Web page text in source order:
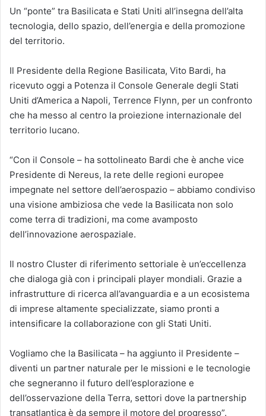
Un “ponte” tra Basilicata e Stati Uniti all’insegna dell’alta
tecnologia, dello spazio, dell’energia e della promozione
del territorio.
Il Presidente della Regione Basilicata, Vito Bardi, ha
ricevuto oggi a Potenza il Console Generale degli Stati
Uniti d’America a Napoli, Terrence Flynn, per un confronto
che ha messo al centro la proiezione internazionale del
territorio lucano.
“Con il Console – ha sottolineato Bardi che è anche vice
Presidente di Nereus, la rete delle regioni europee
impegnate nel settore dell’aerospazio – abbiamo condiviso
una visione ambiziosa che vede la Basilicata non solo
come terra di tradizioni, ma come avamposto
dell’innovazione aerospaziale.
Il nostro Cluster di riferimento settoriale è un’eccellenza
che dialoga già con i principali player mondiali. Grazie a
infrastrutture di ricerca all’avanguardia e a un ecosistema
di imprese altamente specializzate, siamo pronti a
intensificare la collaborazione con gli Stati Uniti.
Vogliamo che la Basilicata – ha aggiunto il Presidente –
diventi un partner naturale per le missioni e le tecnologie
che segneranno il futuro dell’esplorazione e
dell’osservazione della Terra, settori dove la partnership
transatlantica è da sempre il motore del progresso”.